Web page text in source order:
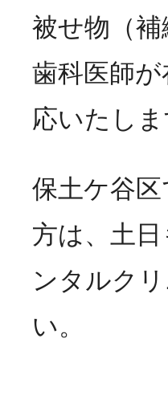
被せ物（
歯科医師
応いたしま
保土ケ谷
方は、土
ンタルク
い。